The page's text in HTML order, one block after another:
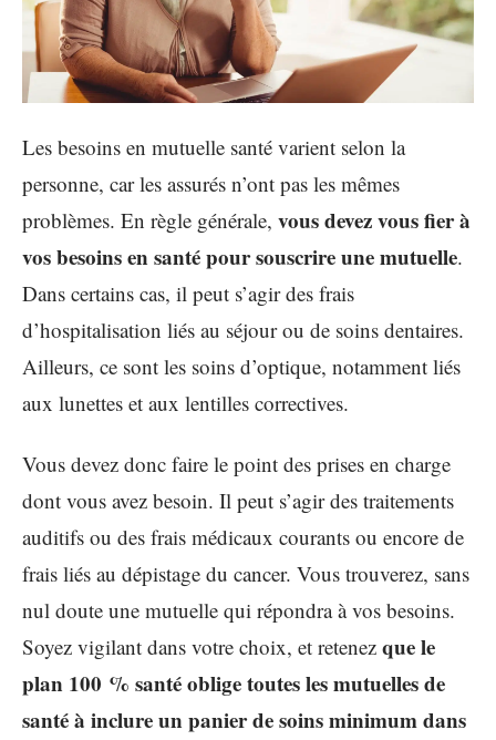
Les besoins en mutuelle santé varient selon la
personne, car les assurés n’ont pas les mêmes
problèmes. En règle générale, vous devez vous fier à
vos besoins en santé pour souscrire une mutuelle.
Dans certains cas, il peut s’agir des frais
d’hospitalisation liés au séjour ou de soins dentaires.
Ailleurs, ce sont les soins d’optique, notamment liés
aux lunettes et aux lentilles correctives.
Vous devez donc faire le point des prises en charge
dont vous avez besoin. Il peut s’agir des traitements
auditifs ou des frais médicaux courants ou encore de
frais liés au dépistage du cancer. Vous trouverez, sans
nul doute une mutuelle qui répondra à vos besoins.
Soyez vigilant dans votre choix, et retenez que le
plan 100 % santé oblige toutes les mutuelles de
santé à inclure un panier de soins minimum dans